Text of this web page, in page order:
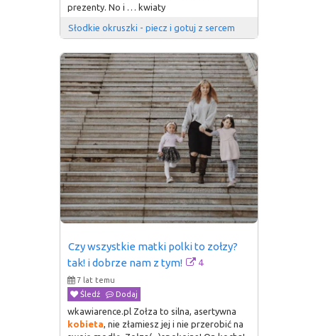
prezenty. No i … kwiaty
Słodkie okruszki - piecz i gotuj z sercem
Czy wszystkie matki polki to zołzy?
tak! i dobrze nam z tym!
4
7 lat temu
Śledź
Dodaj
wkawiarence.pl Zołza to silna, asertywna
kobieta, nie złamiesz jej i nie przerobić na